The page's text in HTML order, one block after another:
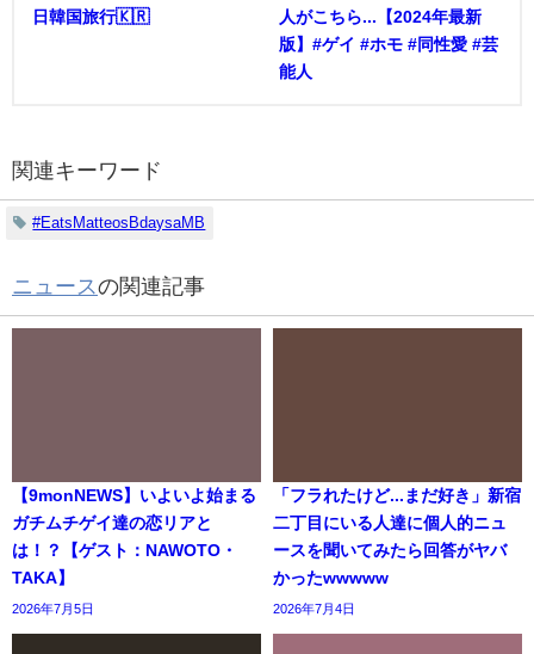
日韓国旅行🇰🇷
人がこちら...【2024年最新
版】#ゲイ #ホモ #同性愛 #芸
能人
関連キーワード
#EatsMatteosBdaysaMB
ニュースの関連記事
【9monNEWS】いよいよ始まる
ガチムチゲイ達の恋リアと
は！？【ゲスト：NAWOTO・
TAKA】
2026年7月5日
「フラれたけど...まだ好き」新宿
二丁目にいる人達に個人的ニュ
ースを聞いてみたら回答がヤバ
かったwwwww
2026年7月4日